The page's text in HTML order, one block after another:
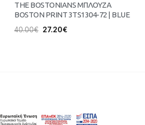
THE BOSTONIANS ΜΠΛΟΥΖΑ
BOSTON PRINT 3TS1304-72 | BLUE
40.00€ 27.20€